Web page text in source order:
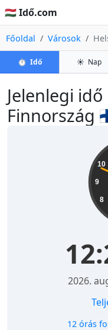
🇭🇺 Idő.com
Főoldal Városok
⏱️ Idő ☀️ Nap
Jelenlegi
Finnország
8
9
10
2026.
12 órás